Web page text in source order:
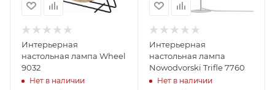
Интерьерная
настольная лампа Wheel
9032
Нет в наличии
Интерьерная
настольная лампа
Nowodvorski Trifle 7760
Нет в наличии